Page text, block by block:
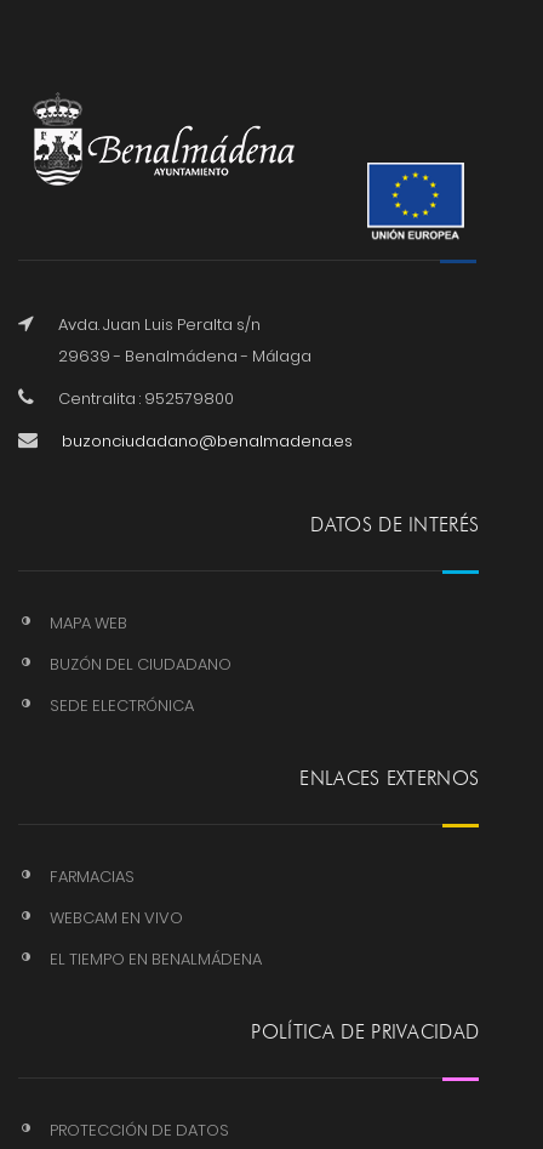
Avda. Juan Luis Peralta s/n
29639 - Benalmádena - Málaga
Centralita : 952579800
buzonciudadano@benalmadena.es
DATOS DE INTERÉS
MAPA WEB
BUZÓN DEL CIUDADANO
SEDE ELECTRÓNICA
ENLACES EXTERNOS
FARMACIAS
WEBCAM EN VIVO
EL TIEMPO EN BENALMÁDENA
POLÍTICA DE PRIVACIDAD
PROTECCIÓN DE DATOS